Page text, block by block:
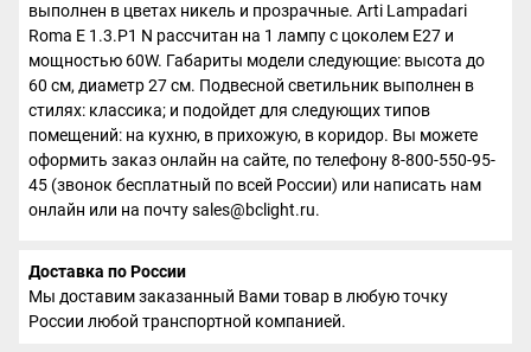
выполнен в цветах никель и прозрачные. Arti Lampadari
Roma E 1.3.P1 N рассчитан на 1 лампу с цоколем E27 и
мощностью 60W. Габариты модели следующие: высота до
60 см, диаметр 27 см. Подвесной светильник выполнен в
стилях: классика; и подойдет для следующих типов
помещений: на кухню, в прихожую, в коридор. Вы можете
оформить заказ онлайн на сайте, по телефону 8-800-550-95-
45 (звонок бесплатный по всей России) или написать нам
онлайн или на почту sales@bclight.ru.
Доставка по России
Мы доставим заказанный Вами товар в любую точку
России любой транспортной компанией.